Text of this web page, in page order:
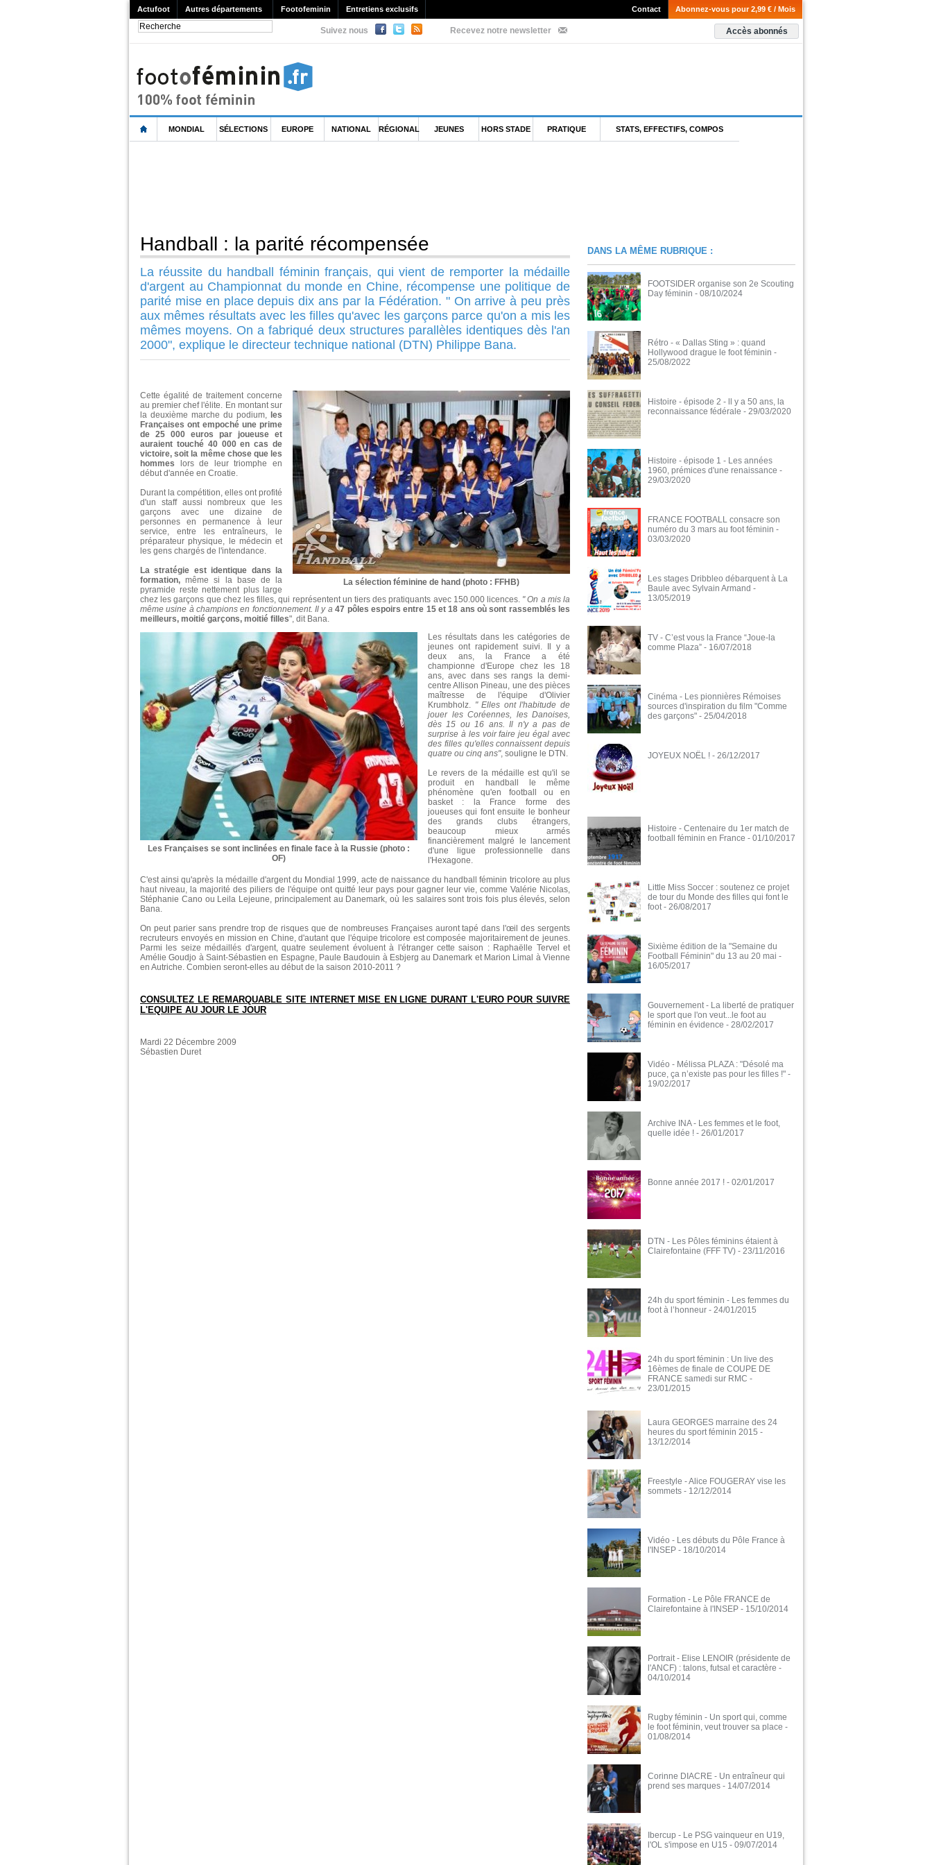
Actufoot Autres départements Footofeminin Entretiens exclusifs Abonnez-vous pour 2,99 € / Mois
Contact
Suivez nous Recevez notre newsletter Accès abonnés
MONDIAL SÉLECTIONS EUROPE NATIONAL RÉGIONAL JEUNES HORS STADE PRATIQUE STATS, EFFECTIFS, COMPOS
Handball : la parité récompensée
La réussite du handball féminin français, qui vient de remporter la médaille
d'argent au Championnat du monde en Chine, récompense une politique de
parité mise en place depuis dix ans par la Fédération. " On arrive à peu près
aux mêmes résultats avec les filles qu'avec les garçons parce qu'on a mis les
mêmes moyens. On a fabriqué deux structures parallèles identiques dès l'an
2000", explique le directeur technique national (DTN) Philippe Bana.
La sélection féminine de hand (photo : FFHB)
Cette égalité de traitement concerne
au premier chef l'élite. En montant sur
la deuxième marche du podium, les
Françaises ont empoché une prime
de 25 000 euros par joueuse et
auraient touché 40 000 en cas de
victoire, soit la même chose que les
hommes
lors de leur triomphe en
début d'année en Croatie.
Durant la compétition, elles ont profité
d'un staff aussi nombreux que les
garçons avec une dizaine de
personnes en permanence à leur
service, entre les entraîneurs, le
préparateur physique, le médecin et
les gens chargés de l'intendance.
La stratégie est identique dans la
formation,même si la base de la
pyramide reste nettement plus large
chez les garçons que chez les filles, qui représentent un tiers des pratiquants avec 150.000 licences. " On a mis la
même usine à champions en fonctionnement. Il y a47 pôles espoirs entre 15 et 18 ans où sont rassemblés les
meilleurs, moitié garçons, moitié filles", dit Bana.
Les Françaises se sont inclinées en finale face à la Russie (photo :
OF)
Les résultats dans les catégories de
jeunes ont rapidement suivi. Il y a
deux ans, la France a été
championne d'Europe chez les 18
ans, avec dans ses rangs la demi-
centre Allison Pineau, une des pièces
maîtresse de l'équipe d'Olivier
Krumbholz. " Elles ont l'habitude de
jouer les Coréennes, les Danoises,
dès 15 ou 16 ans. Il n'y a pas de
surprise à les voir faire jeu égal avec
des filles qu'elles connaissent depuis
quatre ou cinq ans", souligne le DTN.
Le revers de la médaille est qu'il se
produit en handball le même
phénomène qu'en football ou en
basket : la France forme des
joueuses qui font ensuite le bonheur
des grands clubs étrangers,
beaucoup mieux armés
financièrement malgré le lancement
d'une ligue professionnelle dans
l'Hexagone.
C'est ainsi qu'après la médaille d'argent du Mondial 1999, acte de naissance du handball féminin tricolore au plus
haut niveau, la majorité des piliers de l'équipe ont quitté leur pays pour gagner leur vie, comme Valérie Nicolas,
Stéphanie Cano ou Leila Lejeune, principalement au Danemark, où les salaires sont trois fois plus élevés, selon
Bana.
On peut parier sans prendre trop de risques que de nombreuses Françaises auront tapé dans l'œil des sergents
recruteurs envoyés en mission en Chine, d'autant que l'équipe tricolore est composée majoritairement de jeunes.
Parmi les seize médaillés d'argent, quatre seulement évoluent à l'étranger cette saison : Raphaëlle Tervel et
Amélie Goudjo à Saint-Sébastien en Espagne, Paule Baudouin à Esbjerg au Danemark et Marion Limal à Vienne
en Autriche. Combien seront-elles au début de la saison 2010-2011 ?
CONSULTEZ LE REMARQUABLE SITE INTERNET MISE EN LIGNE DURANT L'EURO POUR SUIVRE
L'EQUIPE AU JOUR LE JOUR
Mardi 22 Décembre 2009
Sébastien Duret
DANS LA MÊME RUBRIQUE :
FOOTSIDER organise son 2e Scouting
Day féminin - 08/10/2024
Rétro - « Dallas Sting » : quand
Hollywood drague le foot féminin -
25/08/2022
Histoire - épisode 2 - ll y a 50 ans, la
reconnaissance fédérale - 29/03/2020
Histoire - épisode 1 - Les années
1960, prémices d'une renaissance -
29/03/2020
FRANCE FOOTBALL consacre son
numéro du 3 mars au foot féminin -
03/03/2020
Les stages Dribbleo débarquent à La
Baule avec Sylvain Armand -
13/05/2019
TV - C’est vous la France “Joue-la
comme Plaza” - 16/07/2018
Cinéma - Les pionnières Rémoises
sources d'inspiration du film "Comme
des garçons" - 25/04/2018
JOYEUX NOËL ! - 26/12/2017
Histoire - Centenaire du 1er match de
football féminin en France - 01/10/2017
Little Miss Soccer : soutenez ce projet
de tour du Monde des filles qui font le
foot - 26/08/2017
Sixième édition de la "Semaine du
Football Féminin" du 13 au 20 mai -
16/05/2017
Gouvernement - La liberté de pratiquer
le sport que l'on veut...le foot au
féminin en évidence - 28/02/2017
Vidéo - Mélissa PLAZA : "Désolé ma
puce, ça n’existe pas pour les filles !" -
19/02/2017
Archive INA - Les femmes et le foot,
quelle idée ! - 26/01/2017
Bonne année 2017 ! - 02/01/2017
DTN - Les Pôles féminins étaient à
Clairefontaine (FFF TV) - 23/11/2016
24h du sport féminin - Les femmes du
foot à l’honneur - 24/01/2015
24h du sport féminin : Un live des
16èmes de finale de COUPE DE
FRANCE samedi sur RMC -
23/01/2015
Laura GEORGES marraine des 24
heures du sport féminin 2015 -
13/12/2014
Freestyle - Alice FOUGERAY vise les
sommets - 12/12/2014
Vidéo - Les débuts du Pôle France à
l'INSEP - 18/10/2014
Formation - Le Pôle FRANCE de
Clairefontaine à l'INSEP - 15/10/2014
Portrait - Elise LENOIR (présidente de
l'ANCF) : talons, futsal et caractère -
04/10/2014
Rugby féminin - Un sport qui, comme
le foot féminin, veut trouver sa place -
01/08/2014
Corinne DIACRE - Un entraîneur qui
prend ses marques - 14/07/2014
Ibercup - Le PSG vainqueur en U19,
l'OL s'impose en U15 - 09/07/2014